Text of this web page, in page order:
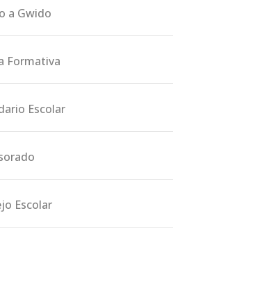
a Gwido
Formativa
Escolar
Escolar